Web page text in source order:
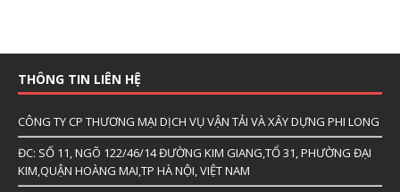
THÔNG TIN LIÊN HỆ
CÔNG TY CP THƯƠNG MẠI DỊCH VỤ VẬN TẢI VÀ XÂY DỰNG PHI LONG
ĐC: SỐ 11, NGÕ 122/46/14 ĐƯỜNG KIM GIANG,TỔ 31, PHƯỜNG ĐẠI
KIM,QUẬN HOÀNG MAI,TP HÀ NỘI, VIỆT NAM